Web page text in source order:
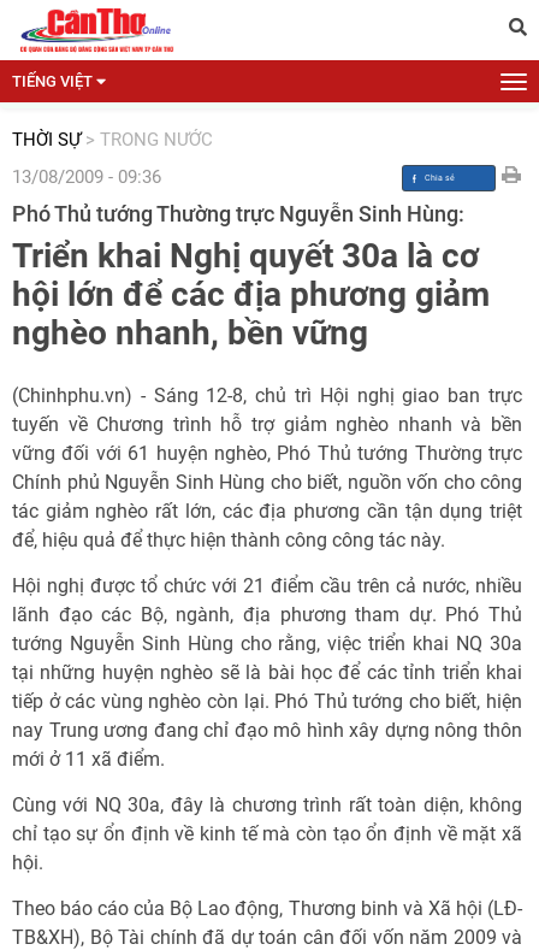
TIẾNG VIỆT
THỜI SỰ > TRONG NƯỚC
13/08/2009 - 09:36
Phó Thủ tướng Thường trực Nguyễn Sinh Hùng:
Triển khai Nghị quyết 30a là cơ
hội lớn để các địa phương giảm
nghèo nhanh, bền vững
(Chinhphu.vn) - Sáng 12-8, chủ trì Hội nghị giao ban trực
tuyến về Chương trình hỗ trợ giảm nghèo nhanh và bền
vững đối với 61 huyện nghèo, Phó Thủ tướng Thường trực
Chính phủ Nguyễn Sinh Hùng cho biết, nguồn vốn cho công
tác giảm nghèo rất lớn, các địa phương cần tận dụng triệt
để, hiệu quả để thực hiện thành công công tác này.
Hội nghị được tổ chức với 21 điểm cầu trên cả nước, nhiều
lãnh đạo các Bộ, ngành, địa phương tham dự. Phó Thủ
tướng Nguyễn Sinh Hùng cho rằng, việc triển khai NQ 30a
tại những huyện nghèo sẽ là bài học để các tỉnh triển khai
tiếp ở các vùng nghèo còn lại. Phó Thủ tướng cho biết, hiện
nay Trung ương đang chỉ đạo mô hình xây dựng nông thôn
mới ở 11 xã điểm.
Cùng với NQ 30a, đây là chương trình rất toàn diện, không
chỉ tạo sự ổn định về kinh tế mà còn tạo ổn định về mặt xã
hội.
Theo báo cáo của Bộ Lao động, Thương binh và Xã hội (LĐ-
TB&XH), Bộ Tài chính đã dự toán cân đối vốn năm 2009 và